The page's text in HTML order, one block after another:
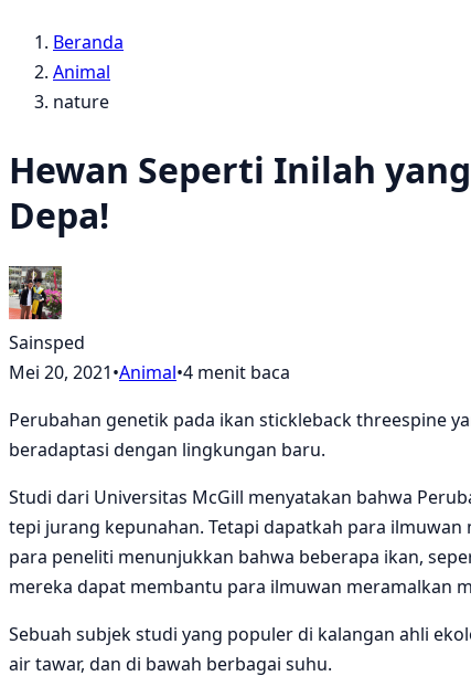
Beranda
Animal
nature
Hewan Seperti Inilah
Depa!
Sainsped
Mei 20, 2021•Animal•4 menit baca
Perubahan genetik pada ikan stickleback threespine
beradaptasi dengan lingkungan baru.
Studi dari Universitas McGill menyatakan bahwa
tepi jurang kepunahan. Tetapi dapatkah para
para peneliti menunjukkan bahwa beberapa ikan,
mereka dapat membantu para ilmuwan meramalkan
Sebuah subjek studi yang populer di kalangan ahli
air tawar, dan di bawah berbagai suhu.